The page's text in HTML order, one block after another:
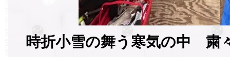
時折小雪の舞う寒気の中 粛